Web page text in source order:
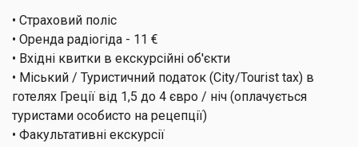
• Страховий поліс
• Оренда радіогіда - 11 €
• Вхідні квитки в екскурсійні об'єкти
• Міський / Туристичний податок (City/Tourist tax) в
готелях Греції від 1,5 до 4 євро / ніч (оплачується
туристами особисто на рецепції)
• Факультативні екскурсії